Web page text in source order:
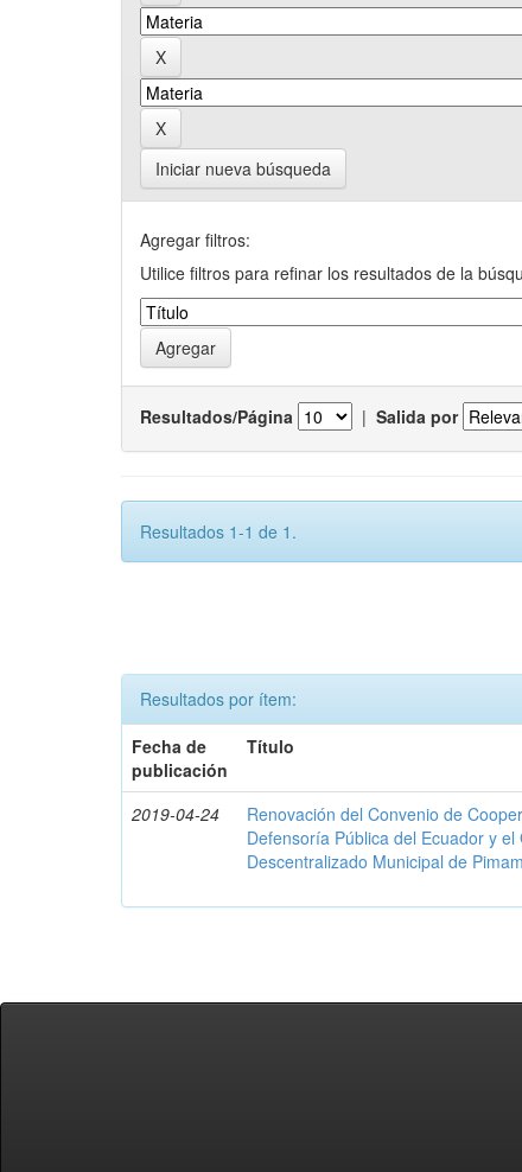
Iniciar nueva búsqueda
Agregar filtros:
Utilice filtros para refinar los resultados de la
Resultados/Página | Salida por
Resultados 1-1 de 1.
Resultados por ítem:
Fecha de
publicación
Título
2019-04-24
Renovación del Convenio de
Defensoría Pública del Ecuador y
Descentralizado Municipal de